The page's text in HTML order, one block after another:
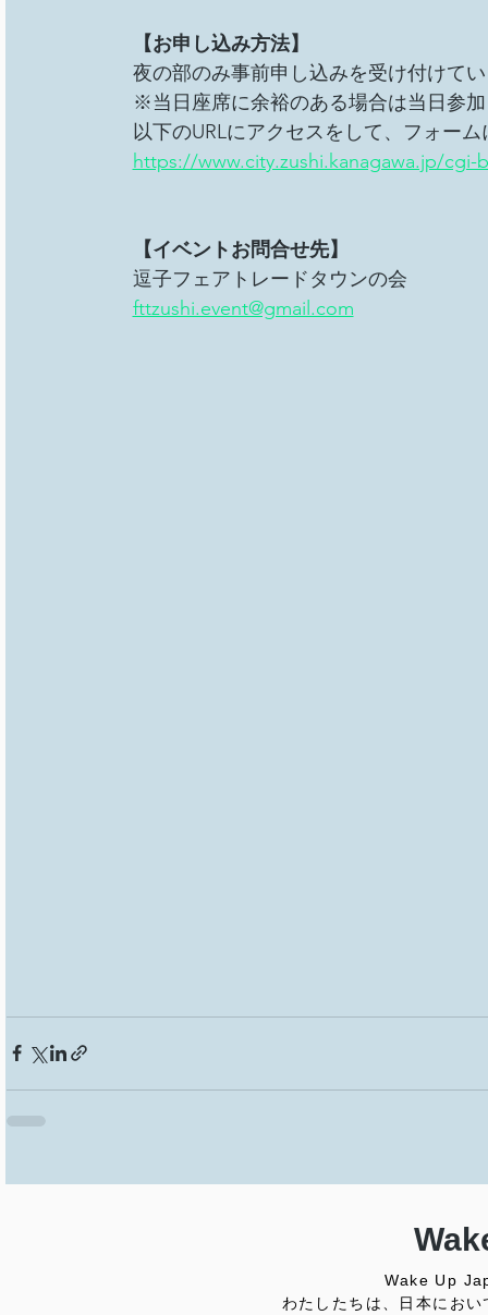
【お申し込み方法】
夜の部のみ事前申し込みを受け付けて
※当日座席に余裕のある場合は当日参
以下のURLにアクセスをして、フォー
https://www.city.zushi.kanagawa.jp/cgi-
【イベントお問合せ先】
逗子フェアトレードタウンの会
fttzushi.event@gmail.com
Wake Up
わたしたちは、日本にお